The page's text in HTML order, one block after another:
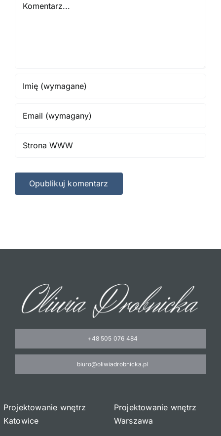
+48 505 076 484
biuro@oliwiadrobnicka.pl
Projektowanie wnętrz
Katowice
Projektowanie wnętrz
Warszawa